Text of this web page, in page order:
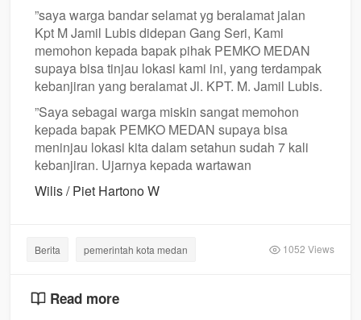
”saya warga bandar selamat yg beralamat jalan
Kpt M Jamil Lubis didepan Gang Seri, Kami
memohon kepada bapak pihak PEMKO MEDAN
supaya bisa tinjau lokasi kami ini, yang terdampak
kebanjiran yang beralamat Jl. KPT. M. Jamil Lubis.
”Saya sebagai warga miskin sangat memohon
kepada bapak PEMKO MEDAN supaya bisa
meninjau lokasi kita dalam setahun sudah 7 kali
kebanjiran. Ujarnya kepada wartawan
Wilis / Piet Hartono W
Berita pemerintah kota medan 1052 Views
Read more